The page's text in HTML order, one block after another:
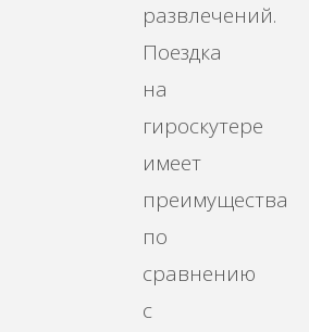
развлечений.
Поездка
на
гироскутере
имеет
преимущества
по
сравнению
с